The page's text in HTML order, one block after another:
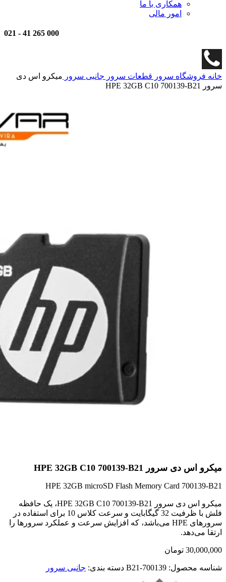
همکاری با ما
امور مالی
000 265 41
-
خانه فروشگاه سرور قطعات سرور جانبی سرور میکرو اس دی
سرور HPE 32GB C10 700139-B21
میکرو اس دی سرور HPE 32GB C10 700139-B21
HPE 32GB microSD Flash Memory Card 700139-B21
میکرو اس دی سرور HPE 32GB C10 700139-B21، یک حافظه
فلش با ظرفیت 32 گیگابایت و سرعت کلاس 10 برای استفاده در
سرورهای HPE می‌باشد، که افزایش سرعت و عملکرد سرورها را
ارتقا می‌دهد.
30,000,000 تومان
شناسه محصول: 700139-B21 دسته بندی: جانبی سرور